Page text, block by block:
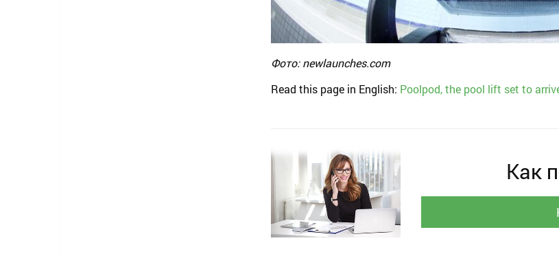
Фото: newlaunches.com
Read this page in English: Poolpod, the pool lift set to
Как